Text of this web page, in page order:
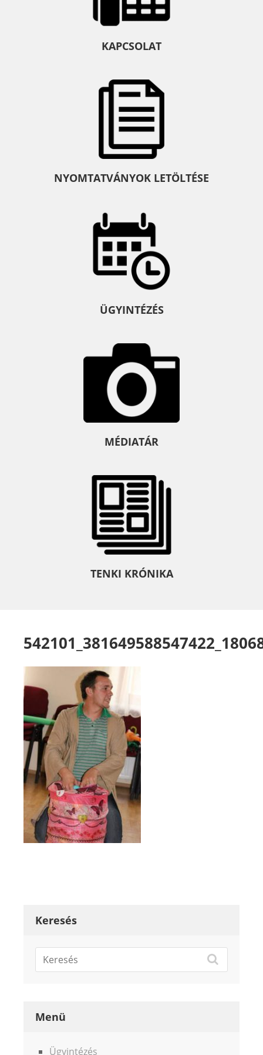
KAPCSOLAT
NYOMTATVÁNYOK LETÖLTÉSE
ÜGYINTÉZÉS
MÉDIATÁR
TENKI KRÓNIKA
Keresés
Menü
Ügyintézés